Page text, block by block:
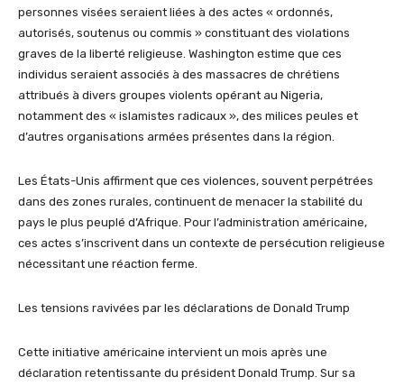
personnes visées seraient liées à des actes « ordonnés,
autorisés, soutenus ou commis » constituant des violations
graves de la liberté religieuse. Washington estime que ces
individus seraient associés à des massacres de chrétiens
attribués à divers groupes violents opérant au Nigeria,
notamment des « islamistes radicaux », des milices peules et
d’autres organisations armées présentes dans la région.
Les États-Unis affirment que ces violences, souvent perpétrées
dans des zones rurales, continuent de menacer la stabilité du
pays le plus peuplé d’Afrique. Pour l’administration américaine,
ces actes s’inscrivent dans un contexte de persécution religieuse
nécessitant une réaction ferme.
Les tensions ravivées par les déclarations de Donald Trump
Cette initiative américaine intervient un mois après une
déclaration retentissante du président Donald Trump. Sur sa